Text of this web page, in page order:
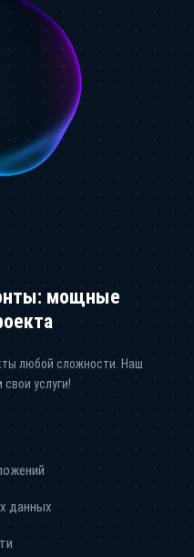
мощные
любой сложности. Наш
услуги!
данных